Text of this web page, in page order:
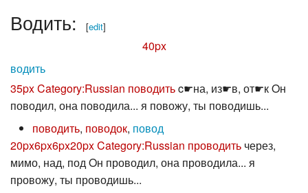
Водить: [edit]
40px
водить
35pxCategory:Russian поводитьc☛на, из☛в, от☛к Oн
поводил, она поводила... я повожу, ты поводишь...
поводить, поводок, повод
20px6px6px20pxCategory:Russian проводить через,
мимо, над, под Oн проводил, она проводила... я
провожу, ты проводишь...